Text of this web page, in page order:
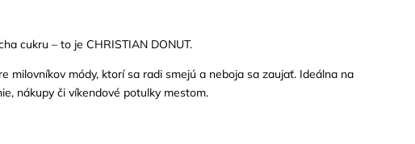
cukru – to je CHRISTIAN DONUT.
milovníkov módy, ktorí sa radi smejú a neboja sa zaujať. Ideálna na
nákupy či víkendové potulky mestom.